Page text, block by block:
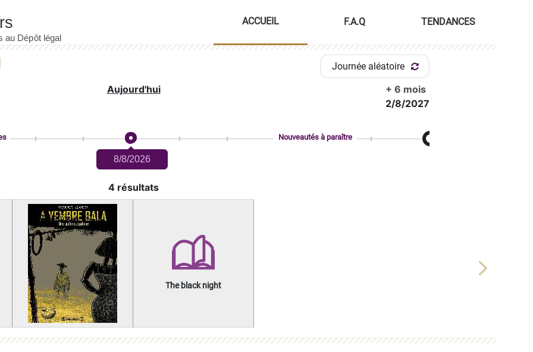
ACCUEIL F.A.Q TENDANCES
Journée aléatoire
Aujourd'hui
+ 6 mois
2/8/2027
8/8/2026
Nouveautés à paraître
4 résultats
The black night
Next